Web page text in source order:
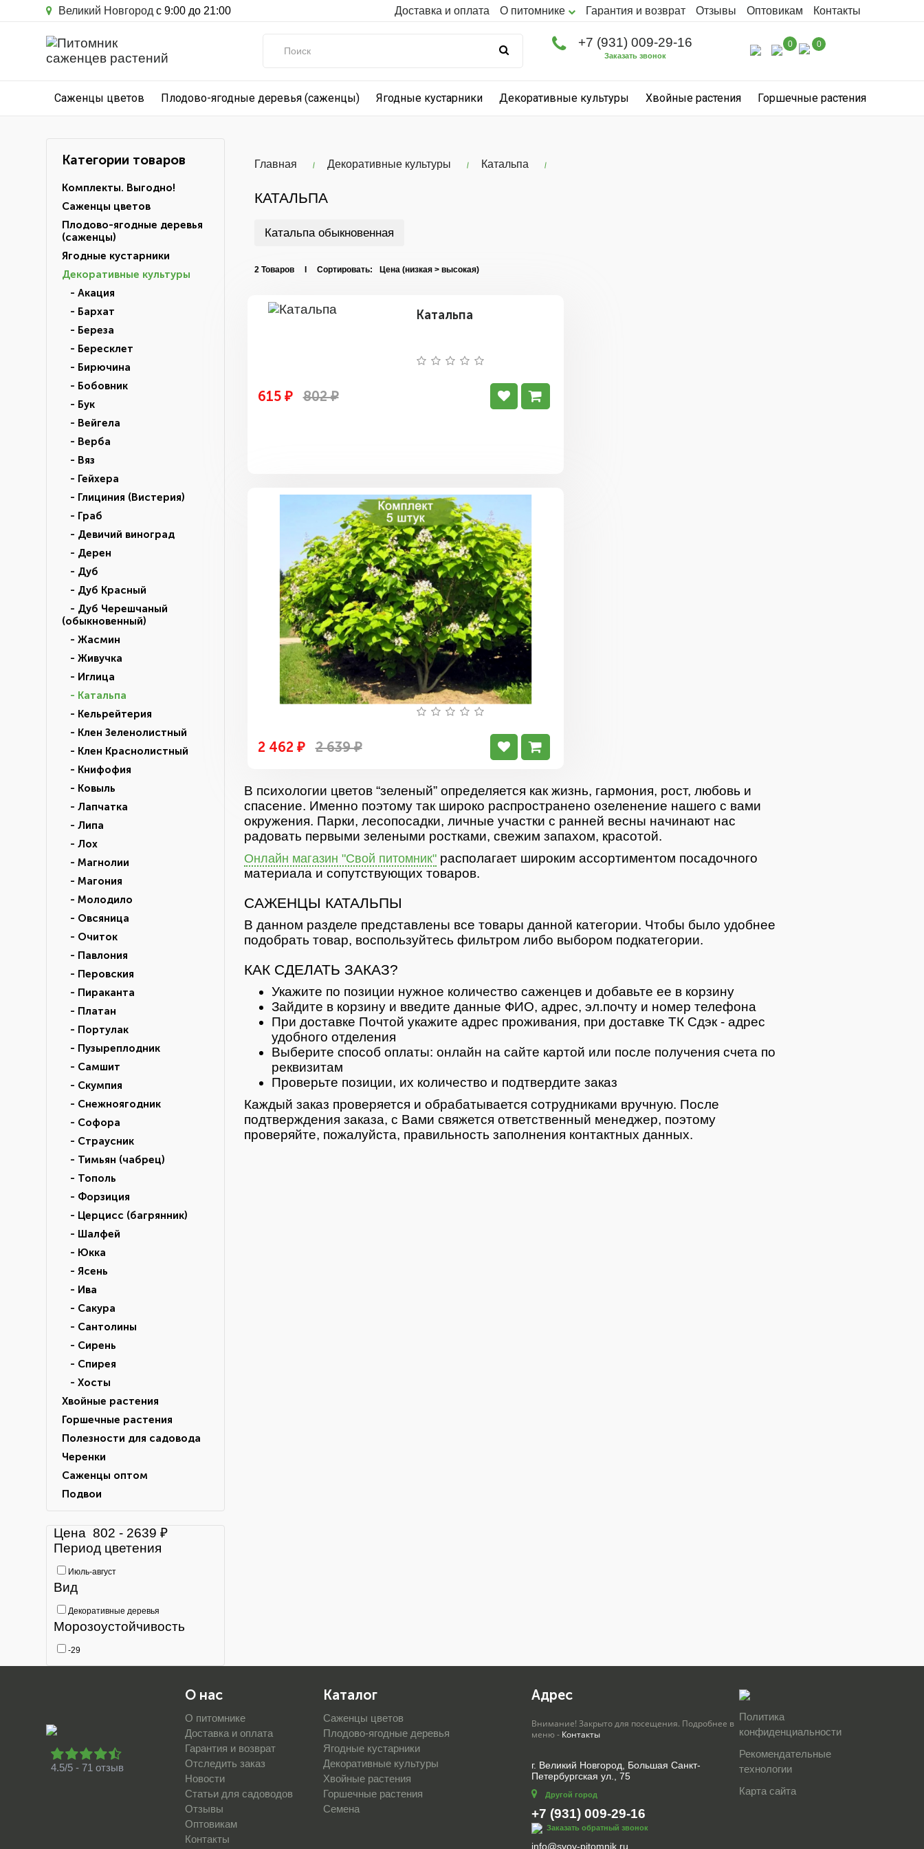
Великий Новгород с 9:00 до 21:00 Доставка и оплата О питомнике Гарантия и возврат Отзывы Оптовикам Контакты
+7 (931) 009-29-16
Заказать звонок
0 0
Саженцы цветов Плодово-ягодные деревья (саженцы) Ягодные кустарники Декоративные культуры Хвойные растения Горшечные растения
Категории товаров
Комплекты. Выгодно!
Саженцы цветов
Плодово-ягодные деревья
(саженцы)
Ягодные кустарники
Декоративные культуры
- Акация
- Бархат
- Береза
- Бересклет
- Бирючина
- Бобовник
- Бук
- Вейгела
- Верба
- Вяз
- Гейхера
- Глициния (Вистерия)
- Граб
- Девичий виноград
- Дерен
- Дуб
- Дуб Красный
- Дуб Черешчаный
(обыкновенный)
- Жасмин
- Живучка
- Иглица
- Катальпа
- Кельрейтерия
- Клен Зеленолистный
- Клен Краснолистный
- Книфофия
- Ковыль
- Лапчатка
- Липа
- Лох
- Магнолии
- Магония
- Молодило
- Овсяница
- Очиток
- Павлония
- Перовския
- Пираканта
- Платан
- Портулак
- Пузыреплодник
- Самшит
- Скумпия
- Снежноягодник
- Софора
- Страусник
- Тимьян (чабрец)
- Тополь
- Форзиция
- Церцисс (багрянник)
- Шалфей
- Юкка
- Ясень
- Ива
- Сакура
- Сантолины
- Сирень
- Спирея
- Хосты
Хвойные растения
Горшечные растения
Полезности для садовода
Черенки
Саженцы оптом
Подвои
Цена 802 - 2639 ₽
Период цветения
Июль-август
Вид
Декоративные деревья
Морозоустойчивость
-29
Главная Декоративные культуры Катальпа
КАТАЛЬПА
Катальпа обыкновенная
2 Товаров I Сортировать:
Катальпа
615 ₽ 802 ₽
2 462 ₽ 2 639 ₽
В психологии цветов “зеленый” определяется как жизнь, гармония, рост, любовь и
спасение. Именно поэтому так широко распространено озеленение нашего с вами
окружения. Парки, лесопосадки, личные участки с ранней весны начинают нас
радовать первыми зелеными ростками, свежим запахом, красотой.
Онлайн магазин "Свой питомник"располагает широким ассортиментом посадочного
материала и сопутствующих товаров.
САЖЕНЦЫ КАТАЛЬПЫ
В данном разделе представлены все товары данной категории. Чтобы было удобнее
подобрать товар, воспользуйтесь фильтром либо выбором подкатегории.
КАК СДЕЛАТЬ ЗАКАЗ?
Укажите по позиции нужное количество саженцев и добавьте ее в корзину
Зайдите в корзину и введите данные ФИО, адрес, эл.почту и номер телефона
При доставке Почтой укажите адрес проживания, при доставке ТК Сдэк - адрес
удобного отделения
Выберите способ оплаты: онлайн на сайте картой или после получения счета по
реквизитам
Проверьте позиции, их количество и подтвердите заказ
Каждый заказ проверяется и обрабатывается сотрудниками вручную. После
подтверждения заказа, с Вами свяжется ответственный менеджер, поэтому
проверяйте, пожалуйста, правильность заполнения контактных данных.
4.5/5 - 71 отзыв
О нас
О питомнике
Доставка и оплата
Гарантия и возврат
Отследить заказ
Новости
Статьи для садоводов
Отзывы
Оптовикам
Контакты
Каталог
Саженцы цветов
Плодово-ягодные деревья
Ягодные кустарники
Декоративные культуры
Хвойные растения
Горшечные растения
Семена
Адрес
Внимание! Закрыто для посещения. Подробнее в
меню - Контакты
г. Великий Новгород, Большая Санкт-
Петербургская ул., 75
Другой город
+7 (931) 009-29-16
Заказать обратный звонок
info@svoy-pitomnik.ru
Политика
конфиденциальности
Рекомендательные
технологии
Карта сайта